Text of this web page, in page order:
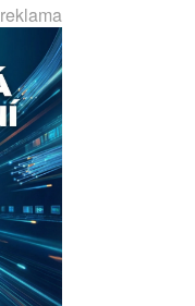
reklama